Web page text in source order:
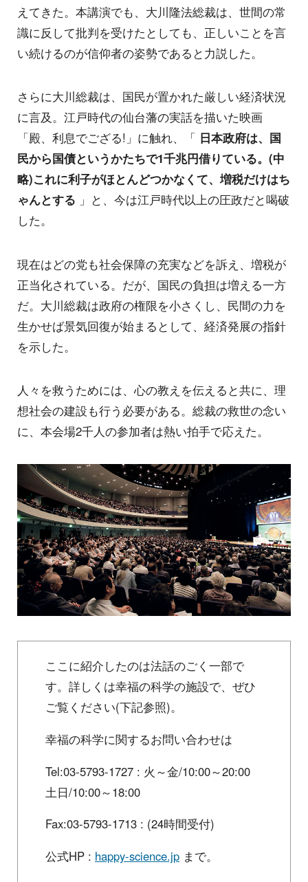
えてきた。本講演でも、大川隆法総裁は、世間の常
識に反して批判を受けたとしても、正しいことを言
い続けるのが信仰者の姿勢であると力説した。
さらに大川総裁は、国民が置かれた厳しい経済状況
に言及。江戸時代の仙台藩の実話を描いた映画
「殿、利息でござる!」に触れ、「 日本政府は、国
民から国債というかたちで1千兆円借りている。(中
略)これに利子がほとんどつかなくて、増税だけはち
ゃんとする 」と、今は江戸時代以上の圧政だと喝破
した。
現在はどの党も社会保障の充実などを訴え、増税が
正当化されている。だが、国民の負担は増える一方
だ。大川総裁は政府の権限を小さくし、民間の力を
生かせば景気回復が始まるとして、経済発展の指針
を示した。
人々を救うためには、心の教えを伝えると共に、理
想社会の建設も行う必要がある。総裁の救世の念い
に、本会場2千人の参加者は熱い拍手で応えた。
ここに紹介したのは法話のごく一部で
す。詳しくは幸福の科学の施設で、ぜひ
ご覧ください(下記参照)。
幸福の科学に関するお問い合わせは
Tel:03-5793-1727 : 火～金/10:00～20:00
土日/10:00～18:00
Fax:03-5793-1713 : (24時間受付)
公式HP : happy-science.jp まで。